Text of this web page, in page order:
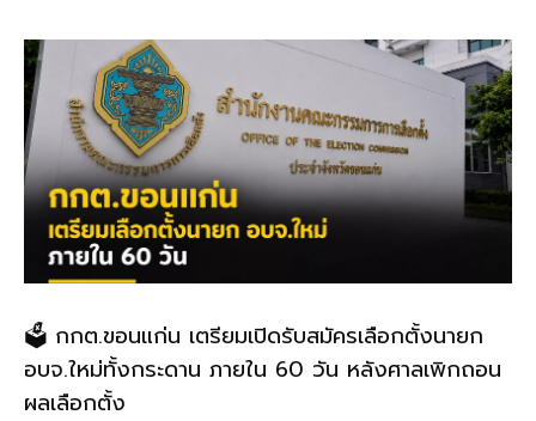
k
🗳️ กกต.ขอนแก่น เตรียมเปิดรับสมัครเลือกตั้งนายก
อบจ.ใหม่ทั้งกระดาน ภายใน 60 วัน หลังศาลเพิกถอน
ผลเลือกตั้ง